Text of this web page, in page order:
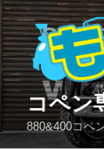
コ
ン
テ
ン
ツ
へ
ス
コペン
880&400コペ